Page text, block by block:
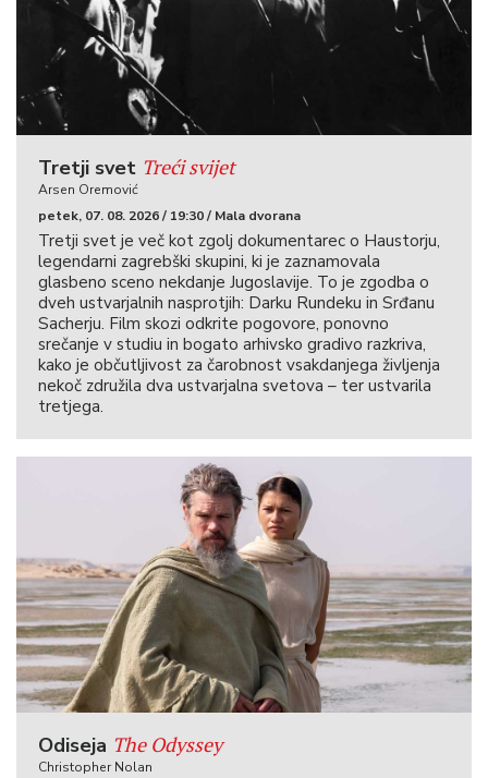
Tretji svet Treći svijet
Arsen Oremović
petek, 07. 08. 2026 / 19:30 / Mala dvorana
Tretji svet je več kot zgolj dokumentarec o Haustorju,
legendarni zagrebški skupini, ki je zaznamovala
glasbeno sceno nekdanje Jugoslavije. To je zgodba o
dveh ustvarjalnih nasprotjih: Darku Rundeku in Srđanu
Sacherju. Film skozi odkrite pogovore, ponovno
srečanje v studiu in bogato arhivsko gradivo razkriva,
kako je občutljivost za čarobnost vsakdanjega življenja
nekoč združila dva ustvarjalna svetova – ter ustvarila
tretjega.
Odiseja The Odyssey
Christopher Nolan